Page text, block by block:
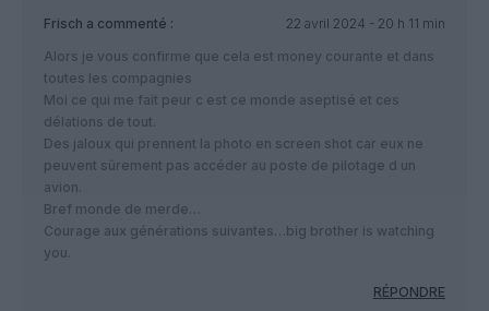
Frisch a commenté :
22 avril 2024 - 20 h 11 min
Alors je vous confirme que cela est money courante et dans
toutes les compagnies
Moi ce qui me fait peur c est ce monde aseptisé et ces
délations de tout.
Des jaloux qui prennent la photo en screen shot car eux ne
peuvent sûrement pas accéder au poste de pilotage d un
avion.
Bref monde de merde…
Courage aux générations suivantes…big brother is watching
you.
RÉPONDRE